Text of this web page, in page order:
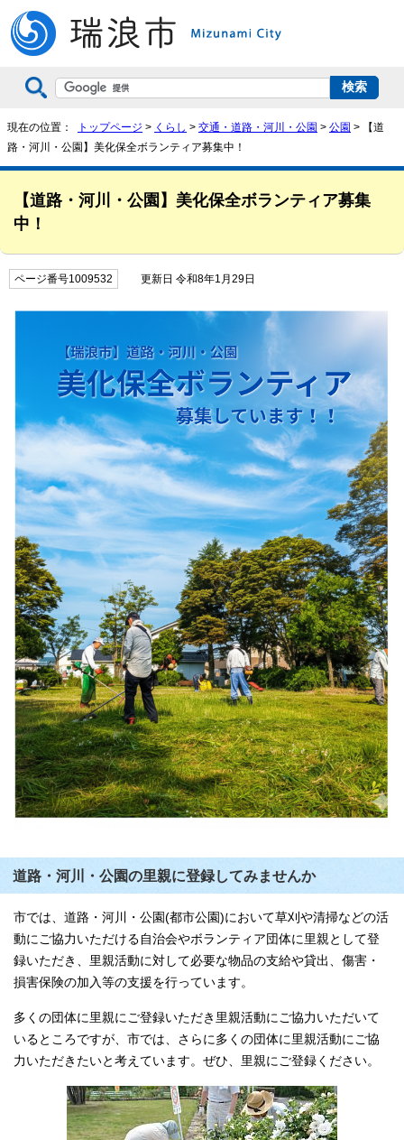
現在の位置： トップページ > くらし > 交通・道路・河川・公園 > 公園 > 【道
路・河川・公園】美化保全ボランティア募集中！
【道路・河川・公園】美化保全ボランティア募集
中！
ページ番号1009532 更新日 令和8年1月29日
道路・河川・公園の里親に登録してみませんか
市では、道路・河川・公園(都市公園)において草刈や清掃などの活
動にご協力いただける自治会やボランティア団体に里親として登
録いただき、里親活動に対して必要な物品の支給や貸出、傷害・
損害保険の加入等の支援を行っています。
多くの団体に里親にご登録いただき里親活動にご協力いただいて
いるところですが、市では、さらに多くの団体に里親活動にご協
力いただきたいと考えています。ぜひ、里親にご登録ください。